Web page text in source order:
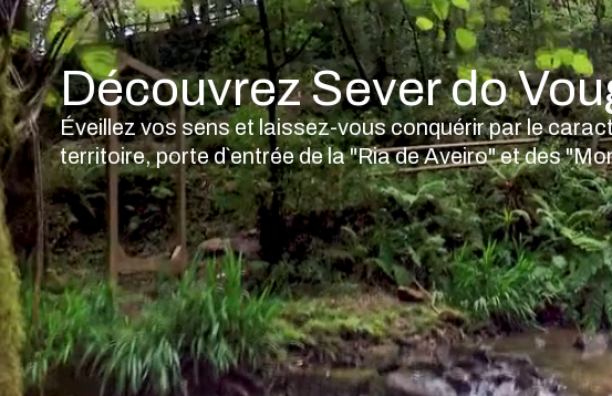
Découvrez Sever do
Éveillez vos sens et laissez-vous conquérir par le
territoire, porte d`entrée de la "Ria de Aveiro" et des